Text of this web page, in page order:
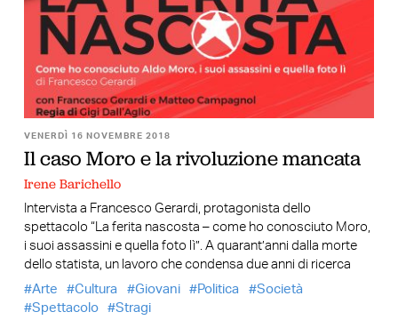
VENERDÌ 16 NOVEMBRE 2018
Il caso Moro e la rivoluzione mancata
Irene Barichello
Intervista a Francesco Gerardi, protagonista dello
spettacolo “La ferita nascosta – come ho conosciuto Moro,
i suoi assassini e quella foto lì”. A quarant’anni dalla morte
dello statista, un lavoro che condensa due anni di ricerca
Arte
Cultura Giovani Politica
Società
Spettacolo
Stragi